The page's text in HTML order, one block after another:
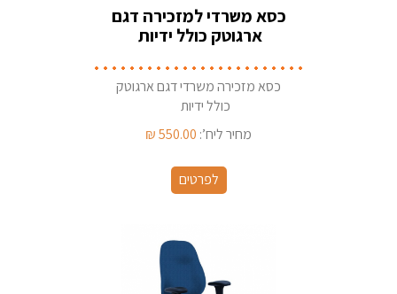
כסא משרדי למזכירה דגם
ארגוטק כולל ידיות
כסא מזכירה משרדי דגם ארגוטק
כולל ידיות
מחיר ליח’: 550.00
₪
לפרטים